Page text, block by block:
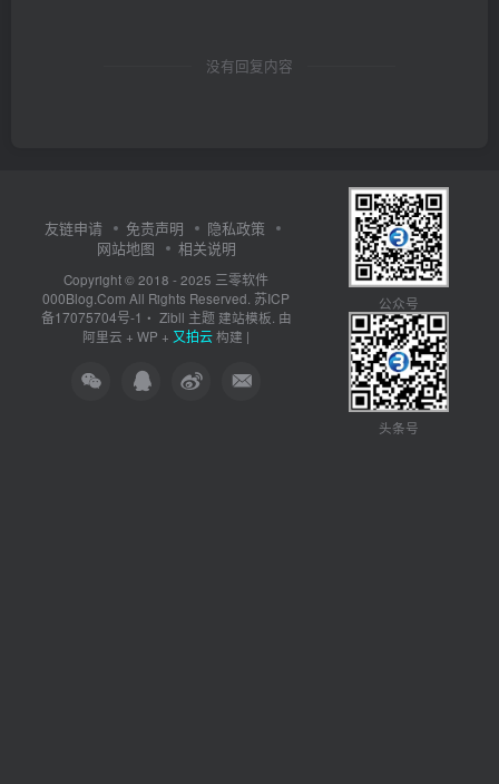
没有回复内容
友链申请 免责声明
隐私政策
网站地图
相关说明
Copyright © 2018 - 2025 三零软件
000Blog.Com All Rights Reserved. 苏ICP
备17075704号-1 ・ Zibll 主题建站模板. 由
阿里云 + WP + 又拍云构建 |
公众号
头条号